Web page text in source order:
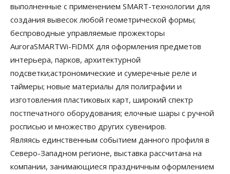
выполненные с применением SMART-технологии для
создания вывесок любой геометрической формы;
беспроводные управляемые прожекторы
AuroraSMARTWi-FiDMX для оформления предметов
интерьера, парков, архитектурной
подсветки;астрономические и сумеречные реле и
таймеры; новые материалы для полиграфии и
изготовления пластиковых карт, широкий спектр
постпечатного оборудования; елочные шары с ручной
росписью и множество других сувениров.
Являясь единственным событием данного профиля в
Северо-Западном регионе, выставка рассчитана на
компании, занимающиеся праздничным оформлением